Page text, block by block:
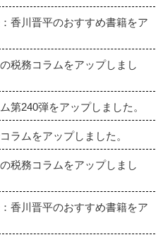
香川晋平のおすすめ書籍をア
税務コラムをアップしまし
240弾をアップしました。
ラムをアップしました。
税務コラムをアップしまし
香川晋平のおすすめ書籍をア